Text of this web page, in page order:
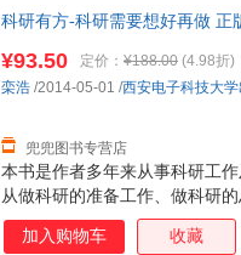
年级、硕士和博士研究生阅读。
科研有方-科研需要想好再做 正
本书是作者多年来从事科研工
从做科研的准备工作、做科研
具四方面，系统地介绍了科研
些独特经验和技巧。通过阅读
¥93.50 定价： ¥188.00 (4.98折)
兜兜图书专营店
栾浩 /2014-05-01 /西安电子科技大
加入购物车 收藏